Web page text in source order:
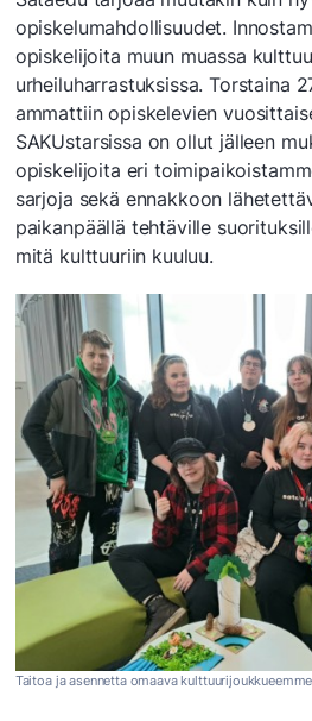
opiskelumahdollisuudet.
opiskelijoita muun muassa
urheiluharrastuksissa. Torstaina
ammattiin opiskelevien
SAKUstarsissa on ollut jälleen
opiskelijoita eri
sarjoja sekä ennakkoon
paikanpäällä tehtäville
mitä kulttuuriin kuuluu.
Taitoa ja asennetta omaava